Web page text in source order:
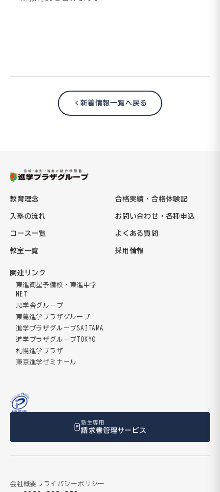
新着情報一覧へ戻る
教育理念
入塾の流れ
コース一覧
教室一覧
合格実績・合格体験記
お問い合わせ・各種申込
よくある質問
採用情報
関連リンク
東進衛星予備校・東進中学
NET
思学舎グループ
東葛進学プラザグループ
進学プラザグループSAITAMA
進学プラザグループTOKYO
札幌進学プラザ
東京進学ゼミナール
塾生専用
請求書管理サービス
会社概要プライバシーポリシー